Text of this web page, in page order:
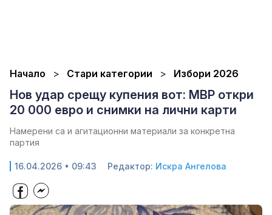
Начало Стари категории Избори 2026
Нов удар срещу купения вот: МВР откри
20 000 евро и снимки на лични карти
Намерени са и агитационни материали за конкретна
партия
16.04.2026 • 09:43 Редактор: Искра Ангелова